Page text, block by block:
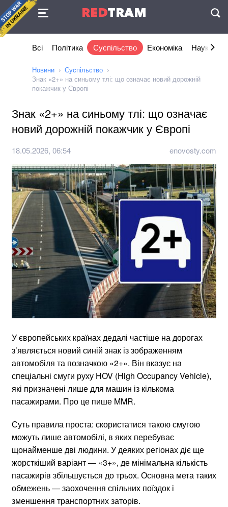
REDTRAM
Угода
Всі Політика Суспільство Економіка Наука та
Новини
Суспільство
Знак «2+» на синьому тлі: що означає новий дорожній
покажчик у Європі
Знак «2+» на синьому тлі: що означає
новий дорожній покажчик у Європі
18.05.2026, 06:54 enovosty.com
У європейських країнах дедалі частіше на дорогах
з’являється новий синій знак із зображенням
автомобіля та позначкою «2+». Він вказує на
спеціальні смуги руху HOV (High Occupancy Vehicle),
які призначені лише для машин із кількома
пасажирами. Про це пише MMR.
Суть правила проста: скористатися такою смугою
можуть лише автомобілі, в яких перебуває
щонайменше дві людини. У деяких регіонах діє ще
жорсткіший варіант — «3+», де мінімальна кількість
пасажирів збільшується до трьох. Основна мета таких
обмежень — заохочення спільних поїздок і
зменшення транспортних заторів.